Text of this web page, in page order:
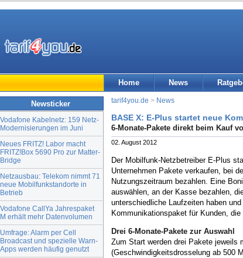
Home News
Newsticker
Vodafone Kabelnetz: 159 Netz-
Modernisierungen im Juni
Neues FRITZ! Labor macht
FRITZ!Box 5690 Pro zur Matter-
Bridge
Netzausbau: Telekom nimmt 71
neue Mobilfunkstandorte in
Betrieb
Vodafone CallYa Jahrespaket
M erhält mehr Datenvolumen
Umfrage: Alarm per Cell
Broadcast und spezielle Warn-
Apps werden häufig genutzt
tarif4you.de > News
BASE X: E-Plus startet neue
6-Monate-Pakete direkt beim Kauf
02. August 2012
Der Mobilfunk-Netzbetreiber E-Plus
Unternehmen Pakete verkaufen, bei
Nutzungszeitraum bezahlen. Eine
auswählen, an der Kasse bezahlen,
unterschiedliche Laufzeiten haben
Kommunikationspaket für Kunden,
Drei 6-Monate-Pakete zur Auswahl
Zum Start werden drei Pakete jeweils
(Geschwindigkeitsdrosselung ab 500